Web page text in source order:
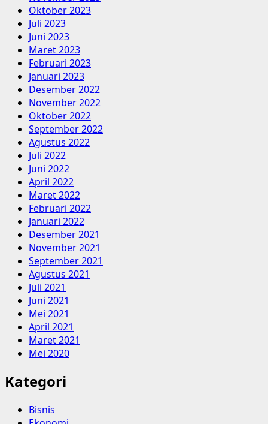
Oktober 2023
Juli 2023
Juni 2023
Maret 2023
Februari 2023
Januari 2023
Desember 2022
November 2022
Oktober 2022
September 2022
Agustus 2022
Juli 2022
Juni 2022
April 2022
Maret 2022
Februari 2022
Januari 2022
Desember 2021
November 2021
September 2021
Agustus 2021
Juli 2021
Juni 2021
Mei 2021
April 2021
Maret 2021
Mei 2020
Kategori
Bisnis